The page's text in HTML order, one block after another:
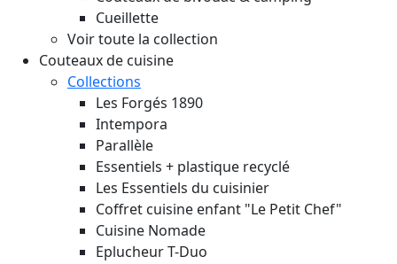
Cueillette
Voir toute la collection
Couteaux de cuisine
Collections
Les Forgés 1890
Intempora
Parallèle
Essentiels + plastique recyclé
Les Essentiels du cuisinier
Coffret cuisine enfant "Le Petit Chef"
Cuisine Nomade
Eplucheur T-Duo